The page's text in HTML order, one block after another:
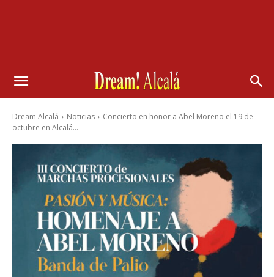
Dream Alcalá Noticias
Concierto en honor a Abel Moreno el 19 de
octubre en Alcalá...